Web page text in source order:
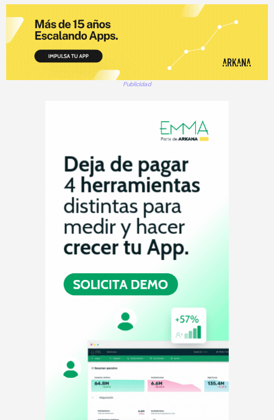
Publicidad